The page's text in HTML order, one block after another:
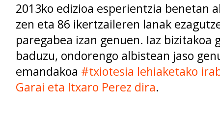
2013ko edizioa esperientzia benetan
zen eta 86 ikertzaileren lanak
paregabea izan genuen. Iaz bizitakoa
baduzu, ondorengo albistean jaso
emandakoa #txiotesia lehiaketako
Garai eta Itxaro Perez dira.